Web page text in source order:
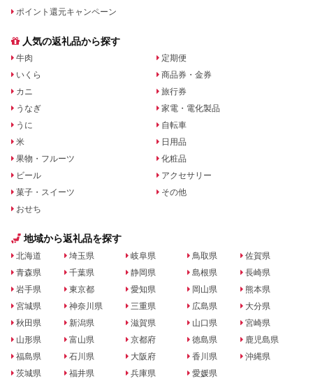
ポイント還元キャンペーン
人気の返礼品から探す
牛肉
いくら
カニ
うなぎ
うに
米
果物・フルーツ
ビール
菓子・スイーツ
おせち
定期便
商品券・金券
旅行券
家電・電化製品
自転車
日用品
化粧品
アクセサリー
その他
地域から返礼品を探す
北海道
青森県
岩手県
宮城県
秋田県
山形県
福島県
茨城県
埼玉県
千葉県
東京都
神奈川県
新潟県
富山県
石川県
福井県
岐阜県
静岡県
愛知県
三重県
滋賀県
京都府
大阪府
兵庫県
鳥取県
島根県
岡山県
広島県
山口県
徳島県
香川県
愛媛県
佐賀県
長崎県
熊本県
大分県
宮崎県
鹿児島県
沖縄県